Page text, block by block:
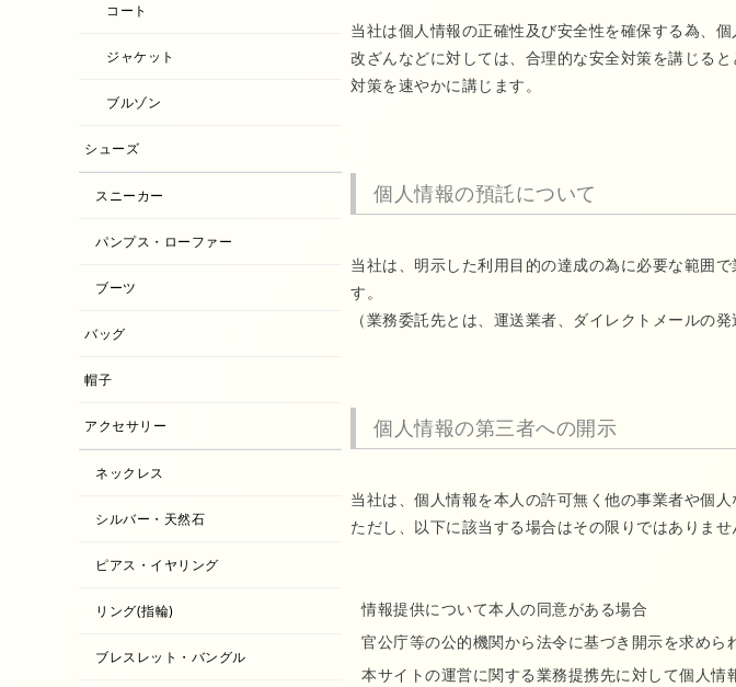
コート
ジャケット
ブルゾン
シューズ
スニーカー
パンプス・ローファー
ブーツ
バッグ
帽子
アクセサリー
ネックレス
シルバー・天然石
ピアス・イヤリング
リング(指輪)
ブレスレット・バングル
当社は個人情報の正確性及び安全性を確保する為、
改ざんなどに対しては、合理的な安全対策を講じる
対策を速やかに講じます。
個人情報の預託について
当社は、明示した利用目的の達成の為に必要な範囲
す。
（業務委託先とは、運送業者、ダイレクトメールの
個人情報の第三者への開示
当社は、個人情報を本人の許可無く他の事業者や個
ただし、以下に該当する場合はその限りではありませ
情報提供について本人の同意がある場合
官公庁等の公的機関から法令に基づき開示を求めら
本サイトの運営に関する業務提携先に対して個人